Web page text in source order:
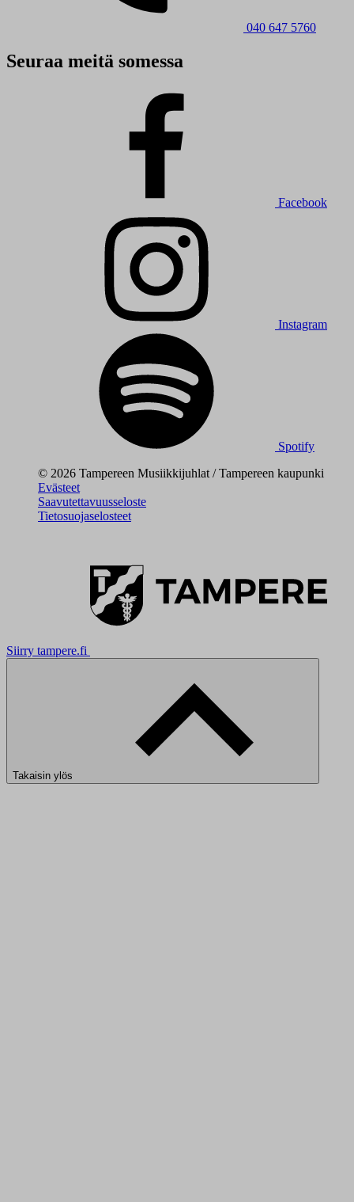
040 647 5760
Seuraa meitä somessa
Facebook
Instagram
Spotify
© 2026 Tampereen Musiikkijuhlat / Tampereen kaupunki
Evästeet
Saavutettavuusseloste
Tietosuojaselosteet
Siirry tampere.fi
Takaisin ylös